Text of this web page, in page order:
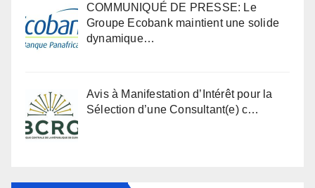
COMMUNIQUÉ DE PRESSE: Le
Groupe Ecobank maintient une solide
dynamique…
Avis à Manifestation d’Intérêt pour la
Sélection d’une Consultant(e) c…